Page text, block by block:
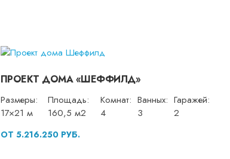
ПРОЕКТ ДОМА «ШЕФФИЛД»
Размеры:
17×21 м
Площадь:
160,5 м2
Комнат:
4
Ванных:
3
Гаражей:
2
ОТ 5.216.250 РУБ.